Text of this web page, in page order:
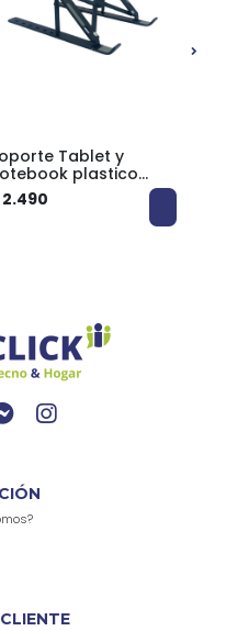
Tablet y
plastico
grande
2.490